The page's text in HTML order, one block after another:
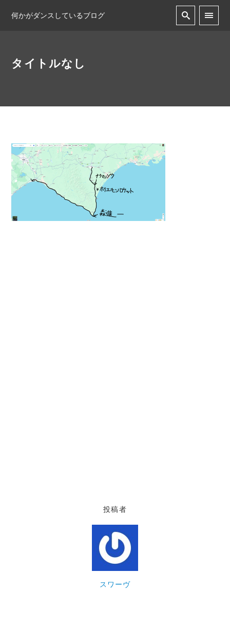
何かがダンスしているブログ
タイトルなし
投稿者
スワーヴ